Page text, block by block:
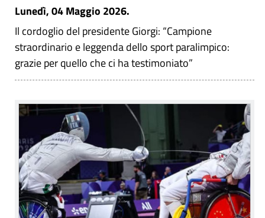
Lunedì, 04 Maggio 2026.
Il cordoglio del presidente Giorgi: “Campione
straordinario e leggenda dello sport paralimpico:
grazie per quello che ci ha testimoniato”